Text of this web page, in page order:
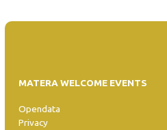
MATERA WELCOME EVENTS
Opendata
Privacy